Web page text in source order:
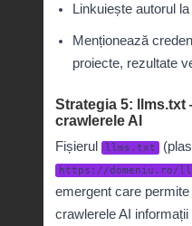
Linkuiește autorul
Menționează
proiecte, rezultate
Strategia 5:
crawlerele AI
Fișierul llms.txt
https://domeniu.ro/
emergent care
crawlerele AI